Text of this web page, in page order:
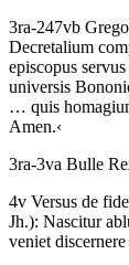
3ra-247vb
Decretalium
episcopus
universis
… quis
Amen.‹
3ra-3va Bulle
4v Versus de fide
Jh.): Nascitur
veniet discernere